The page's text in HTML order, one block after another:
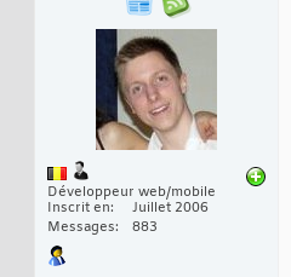
Développeur web/mobile
Inscrit en
Juillet 2006
Messages
883